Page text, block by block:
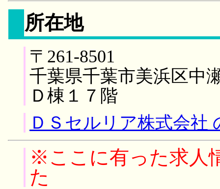
所在地
〒261-8501
千葉県千葉市美浜区中
Ｄ棟１７階
ＤＳセルリア株式会社
※ここに有った求人
た